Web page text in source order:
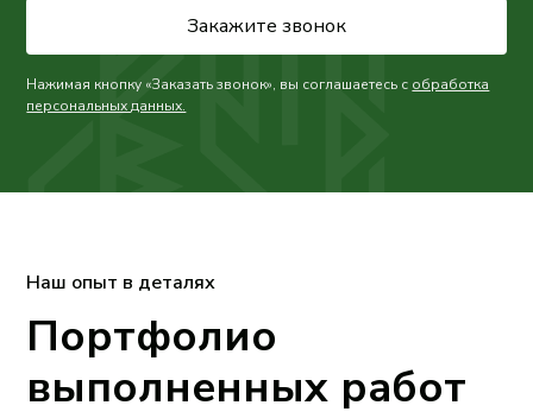
Нажимая кнопку «Заказать звонок», вы соглашаетесь с обработка
персональных данных.
Наш опыт в деталях
Портфолио
выполненных работ